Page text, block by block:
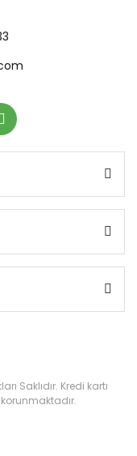
Saklıdır. Kredi kartı